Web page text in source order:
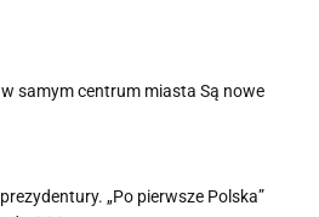
samym centrum miasta Są nowe
„Po pierwsze Polska”